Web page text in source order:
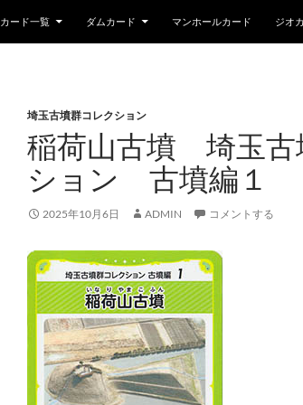
カード一覧 ダムカード マンホールカード ジオ
埼玉古墳群コレクション
稲荷山古墳 埼玉古
ション 古墳編１
2025年10月6日 ADMIN コメントする